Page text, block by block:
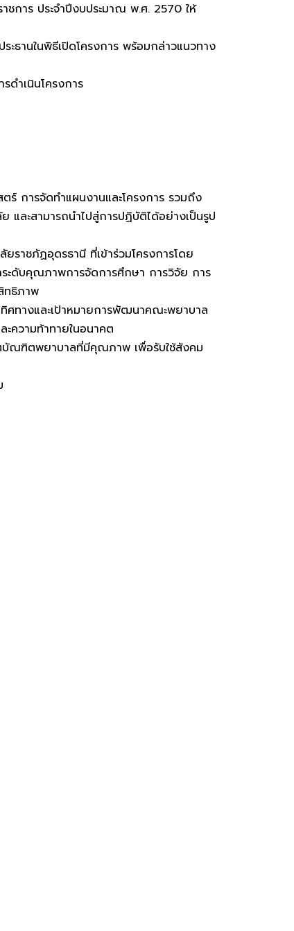
การ ประจำปีงบประมาณ พ.ศ. 2570 ให้
ธานในพิธีเปิดโครงการ พร้อมกล่าวแนวทาง
ดำเนินโครงการ
การจัดทำแผนงานและโครงการ รวมถึง
ละสามารถนำไปสู่การปฏิบัติได้อย่างเป็นรูป
าชภัฏอุดรธานี ที่เข้าร่วมโครงการโดย
ะดับคุณภาพการจัดการศึกษา การวิจัย การ
ทธิภาพ
ศทางและเป้าหมายการพัฒนาคณะพยาบาล
ความท้าทายในอนาคต
บัณฑิตพยาบาลที่มีคุณภาพ เพื่อรับใช้สังคม